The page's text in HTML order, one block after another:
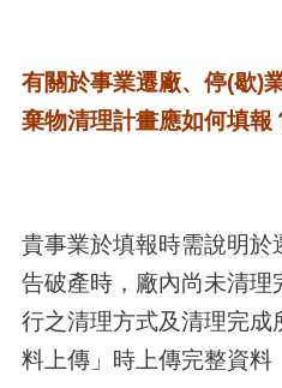
有關於事業遷廠、停(歇)
棄物清理計畫應如何填報
貴事業於填報時需說明於
告破產時，廠內尚未清
行之清理方式及清理完成
料上傳」時上傳完整資料